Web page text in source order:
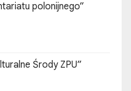
polonijnego”
Środy ZPU”